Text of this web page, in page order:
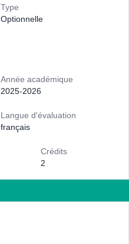
Type
Optionnelle
Année académique
2025-2026
Langue d'évaluation
français
Crédits
2